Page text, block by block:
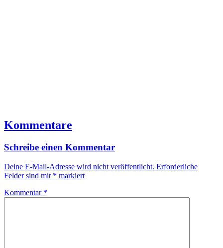
Kommentare
Schreibe einen Kommentar
Deine E-Mail-Adresse wird nicht veröffentlicht. Erforderliche
Felder sind mit * markiert
Kommentar *